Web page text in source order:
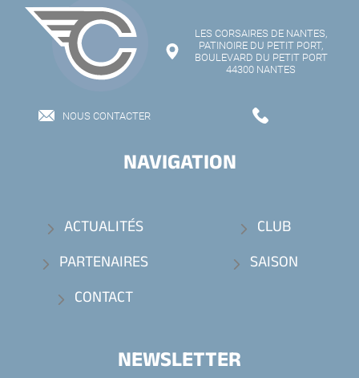
LES CORSAIRES DE NANTES,
PATINOIRE DU PETIT PORT,
BOULEVARD DU PETIT PORT
44300 NANTES
NOUS CONTACTER
NAVIGATION
ACTUALITÉS
CLUB
PARTENAIRES
SAISON
CONTACT
NEWSLETTER